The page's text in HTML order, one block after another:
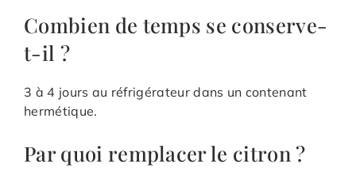
Combien de temps se conserve-
t-il ?
3 à 4 jours au réfrigérateur dans un contenant
hermétique.
Par quoi remplacer le citron ?